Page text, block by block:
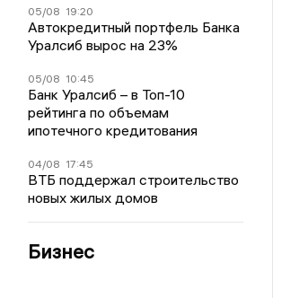
05/08 19:20
Автокредитный портфель Банка
Уралсиб вырос на 23%
05/08 10:45
Банк Уралсиб – в Топ-10
рейтинга по объемам
ипотечного кредитования
04/08 17:45
ВТБ поддержал строительство
новых жилых домов
Бизнес